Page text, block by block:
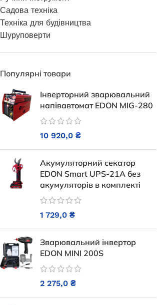
Генератор бензиновий EDON VC
17800E
Немає в наявності
27 300,0
ЧИТАТИ ДАЛІ
Садова техніка
Техніка для будівництва
Шуруповерти
Популярні товари
Інверторний зварювальний
напівавтомат EDON MIG-280
10 920,0 ₴
Акумуляторний секатор
EDON Smart UPS-21A без
акумуляторів в комплекті
1 729,0 ₴
Зварювальний інвертор
EDON MINI 200S
2 275,0 ₴